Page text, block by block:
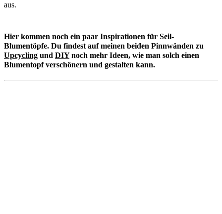
aus.
Hier kommen noch ein paar Inspirationen für Seil-
Blumentöpfe. Du findest auf meinen beiden Pinnwänden zu
Upcycling und DIYnoch mehr Ideen, wie man solch einen
Blumentopf verschönern und gestalten kann.